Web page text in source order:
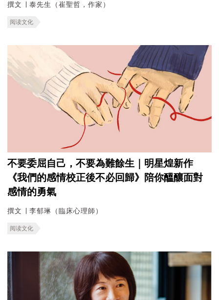
撰文 ∣ 泰先生（崔聖哲，作家）
阅读文化
不要委屈自己，不要為難餘生｜明星煌新作
《我們的感情校正後不必回歸》陪你醞釀面對
感情的勇氣
撰文 ∣ 李郁琳（臨床心理師）
阅读文化